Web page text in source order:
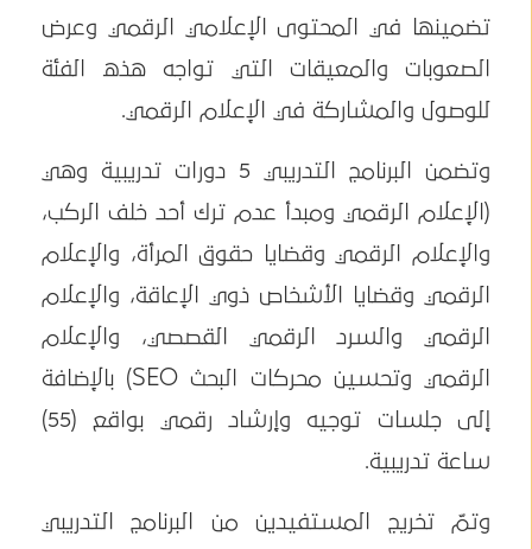
تضمينها في المحتوى الإعلامي الرقمي وعرض
الصعوبات والمعيقات التي تواجه هذه الفئة
للوصول والمشاركة في الإعلام الرقمي.
وتضمن البرنامج التدريبي 5 دورات تدريبية وهي
(الإعلام الرقمي ومبدأ عدم ترك أحد خلف الركب،
والإعلام الرقمي وقضايا حقوق المرأة، والإعلام
الرقمي وقضايا الأشخاص ذوي الإعاقة، والإعلام
الرقمي والسرد الرقمي القصصي، والإعلام
الرقمي وتحسين محركات البحث SEO) بالإضافة
إلى جلسات توجيه وإرشاد رقمي بواقع (55)
ساعة تدريبية.
وتمّ تخريج المستفيدين من البرنامج التدريبي